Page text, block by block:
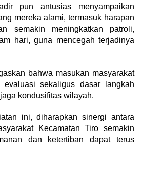
pun antusias menyampaikan
mereka alami, termasuk harapan
semakin meningkatkan patroli,
hari, guna mencegah terjadinya
bahwa masukan masyarakat
sekaligus dasar langkah
kondusifitas wilayah.
ini, diharapkan sinergi antara
Kecamatan Tiro semakin
dan ketertiban dapat terus